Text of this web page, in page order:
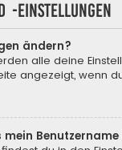
-einstellungen
ändern?
alle deine
angezeigt, wenn
mein